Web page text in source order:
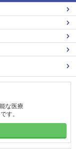
な医療
す。